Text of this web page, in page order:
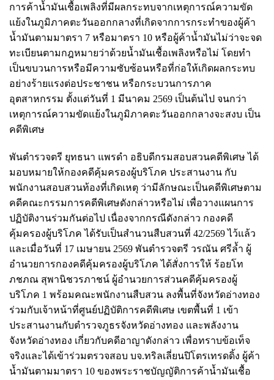
การค้าน้ำมันเชื้อเพลิงที่มีผลกระทบจากเหตุการณ์ความขัด
แย้งในภูมิภาคตะวันออกกลางที่เกิดจากการกระทำของผู้ค้า
น้ำมันตามมาตรา 7 หรือมาตรา 10 หรือผู้ค้าน้ำมันไม่ว่าจะจด
ทะเบียนตามกฎหมายว่าด้วยน้ำมันเชื้อเพลิงหรือไม่ โดยทำ
เป็นขบวนการหรือมีความซับซ้อนหรือที่ก่อให้เกิดผลกระทบ
อย่างร้ายแรงต่อประชาชน หรือกระบวนการภาค
อุตสาหกรรม ตั้งแต่วันที่ 1 มีนาคม 2569 เป็นต้นไป จนกว่า
เหตุการณ์ความขัดแย้งในภูมิภาคตะวันออกกลางจะสงบ เป็น
คดีพิเศษ
พันตำรวจตรี ยุทธนา แพรดำ อธิบดีกรมสอบสวนคดีพิเศษ ได้
มอบหมายให้กองคดีคุ้มครองผู้บริโภค ประสานงาน กับ
พนักงานสอบสวนท้องที่เกิดเหตุ ว่ามีลักษณะเป็นคดีพิเศษตาม
คดีคณะกรรมการคดีพิเศษดังกล่าวหรือไม่ เพื่อวางแผนการ
ปฏิบัติงานร่วมกันต่อไป เนื่องจากกรณีดังกล่าว กองคดี
คุ้มครองผู้บริโภค ได้รับเป็นสำนวนสืบสวนที่ 42/2569 ไว้แล้ว
และเมื่อวันที่ 17 เมษายน 2569 พันตำรวจตรี วรณัน ศรีล้ำ ผู้
อำนวยการกองคดีคุ้มครองผู้บริโภค ได้สั่งการให้ ร้อยโท
ภชภณ สุพานิชวรภาชน์ ผู้อำนวยการส่วนคดีคุ้มครองผู้
บริโภค 1 พร้อมคณะพนักงานสืบสวน ลงพื้นที่จังหวัดอ่างทอง
ร่วมกับเจ้าหน้าที่ศูนย์ปฏิบัติการคดีพิเศษ เขตพื้นที่ 1 เข้า
ประสานงานกับตำรวจภูธรจังหวัดอ่างทอง และพลังงาน
จังหวัดอ่างทอง เกี่ยวกับคดีอาญาดังกล่าว เพื่อทราบข้อเท็จ
จริงและได้เข้าร่วมตรวจสอบ บจ.ทริลเลี่ยนปิโตรเทรดดิ้ง ผู้ค้า
น้ำมันตามมาตรา 10 ของพระราชบัญญัติการค้าน้ำมันเชื้อ